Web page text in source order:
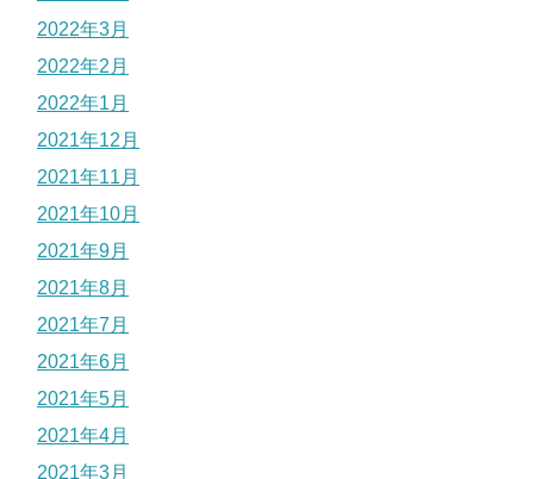
2022年3月
2022年2月
2022年1月
2021年12月
2021年11月
2021年10月
2021年9月
2021年8月
2021年7月
2021年6月
2021年5月
2021年4月
2021年3月